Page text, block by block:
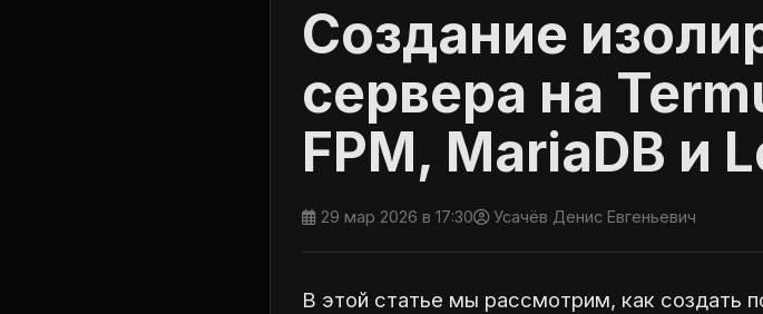
Создание
сервера на
FPM, MariaDB и
29 мар 2026 в 17:30 Усачёв Денис Евгеньевич
В этой статье мы рассмотрим, как создать